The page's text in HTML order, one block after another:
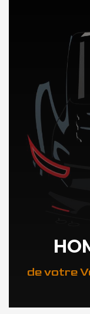
de votre